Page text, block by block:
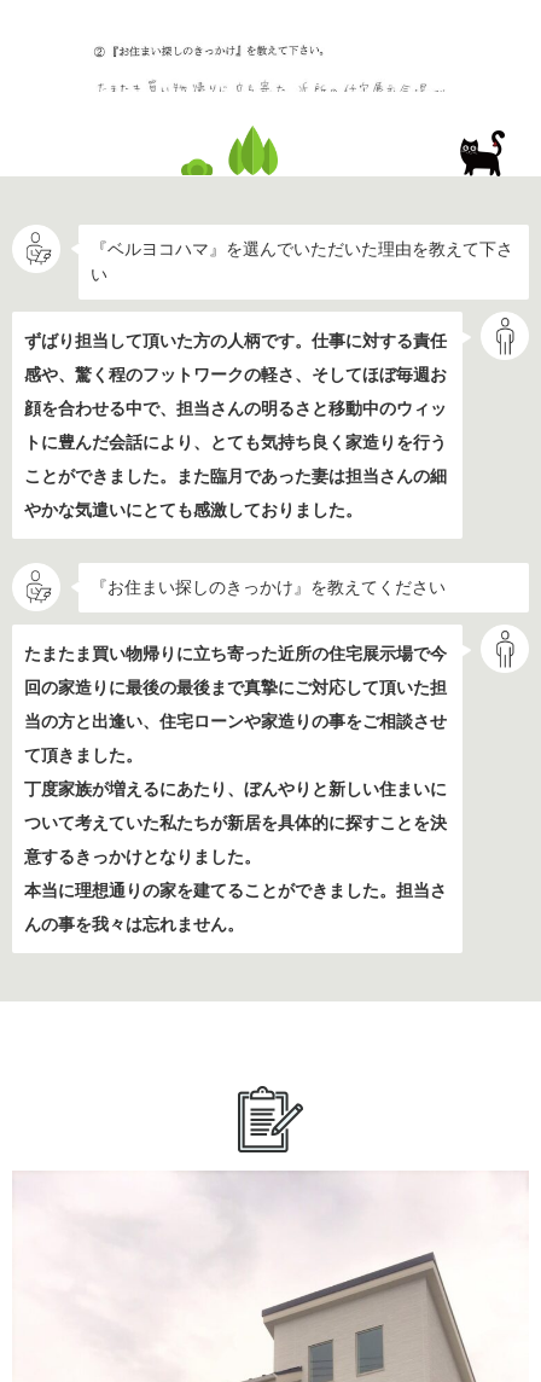
『ベルヨコハマ』を選んでいただいた理由を教えて下さ
い
ずばり担当して頂いた方の人柄です。仕事に対する責任
感や、驚く程のフットワークの軽さ、そしてほぼ毎週お
顔を合わせる中で、担当さんの明るさと移動中のウィッ
トに豊んだ会話により、とても気持ち良く家造りを行う
ことができました。また臨月であった妻は担当さんの細
やかな気遣いにとても感激しておりました。
『お住まい探しのきっかけ』を教えてください
たまたま買い物帰りに立ち寄った近所の住宅展示場で今
回の家造りに最後の最後まで真摯にご対応して頂いた担
当の方と出逢い、住宅ローンや家造りの事をご相談させ
て頂きました。
丁度家族が増えるにあたり、ぼんやりと新しい住まいに
ついて考えていた私たちが新居を具体的に探すことを決
意するきっかけとなりました。
本当に理想通りの家を建てることができました。担当さ
んの事を我々は忘れません。